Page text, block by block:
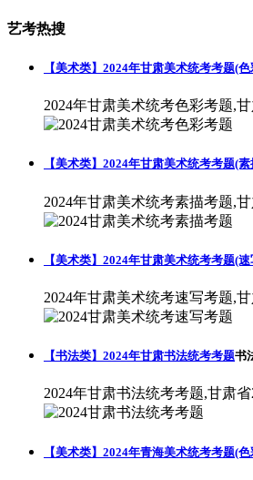
艺考热搜
【美术类】2024年甘肃美术统考考题(色
2024年甘肃美术统考色彩考题,
【美术类】2024年甘肃美术统考考题(素
2024年甘肃美术统考素描考题,
【美术类】2024年甘肃美术统考考题(速
2024年甘肃美术统考速写考题,
【书法类】2024年甘肃书法统考考题书
2024年甘肃书法统考考题,甘肃
【美术类】2024年青海美术统考考题(色